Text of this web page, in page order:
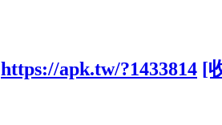
https://apk.tw/?1433814 [